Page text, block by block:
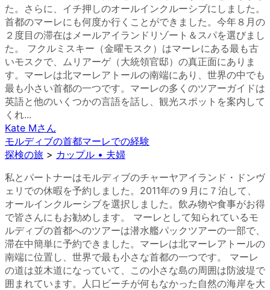
た。さらに、イチ押しのオールインクルーシブにしました。
首都のマーレにも何度か行くことができました。今年８月の
２度目の滞在はメールアイランドリゾート＆スパを選びまし
た。 フクルミスキー（金曜モスク）はマーレにある最も古
いモスクで、ムリアーゲ（大統領官邸）の真正面にありま
す。マーレは北マーレアトールの南端にあり、世界の中でも
最も小さい首都の一つです。マーレの多くのツアーガイドは
英語と他のいくつかの言語を話し、観光スポットを案内して
くれ...
Kate Mさん
モルディブの首都マーレでの経験
探検の旅 > カップル • 夫婦
私とパートナーはモルディブのチャーヤアイランド・ドンヴ
ェリでの休暇を予約しました。2011年の９月に７泊して、
オールインクルーシブを選択しました。飲み物や食事がお得
で皆さんにもお勧めします。 マーレとして知られているモ
ルディブの首都へのツアーは潜水艦パックツアーの一部で、
滞在中簡単に予約できました。マーレは北マーレアトールの
南端に位置し、世界で最も小さな首都の一つです。 マーレ
の道は並木道になっていて、この小さな島の周囲は防波堤で
囲まれています。人口ビーチが何もなかった自然の海岸を大